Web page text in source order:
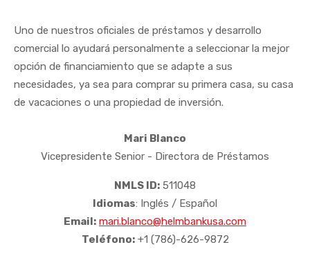
Uno de nuestros oficiales de préstamos y desarrollo
comercial lo ayudará personalmente a seleccionar la mejor
opción de financiamiento que se adapte a sus
necesidades, ya sea para comprar su primera casa, su casa
de vacaciones o una propiedad de inversión.
Mari Blanco
Vicepresidente Senior - Directora de Préstamos
NMLS ID: 511048
Idiomas: Inglés / Español
Email: mari.blanco@helmbankusa.com
Teléfono:+1 (786)-626-9872